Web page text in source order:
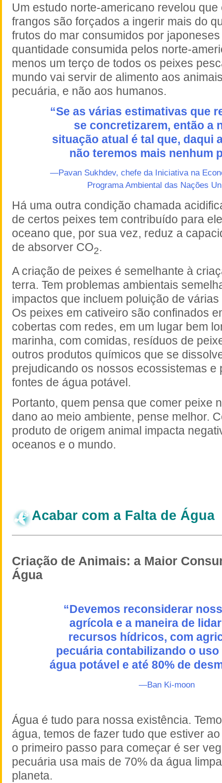
Um estudo norte-americano revelou que
frangos são forçados a ingerir mais do
frutos do mar consumidos por
quantidade consumida pelos norte-
menos um terço de todos os peixes
mundo vai servir de alimento aos
pecuária, e não aos humanos.
“Se as várias estimativas que
se concretizarem, então a
situação atual é tal que, daqui
não teremos mais nenhum
—Pavan Sukhdev, chefe da Iniciativa na
Programa Ambiental das Nações
Há uma outra condição chamada
de certos peixes tem contribuído para
oceano que, por sua vez, reduz a
de absorver CO2.
A criação de peixes é semelhante à
terra. Tem problemas ambientais
impactos que incluem poluição de
Os peixes em cativeiro são confinados
cobertas com redes, em um lugar bem
marinha, com comidas, resíduos de
outros produtos químicos que se
prejudicando os nossos ecossistemas e
fontes de água potável.
Portanto, quem pensa que comer peixe
dano ao meio ambiente, pense melhor.
produto de origem animal impacta
oceanos e o mundo.
Acabar com a Falta de Água
Criação de Animais: a Maior
Água
“Devemos reconsiderar
agrícola e a maneira de
recursos hídricos, com
pecuária contabilizando o uso
água potável e até 80% de
—Ban Ki-moon
Água é tudo para nossa existência.
água, temos de fazer tudo que estiver
o primeiro passo para começar é ser
pecuária usa mais de 70% da água
planeta.